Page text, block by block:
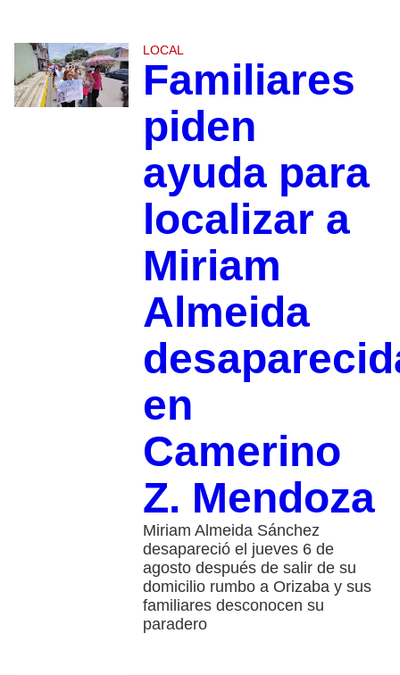
LOCAL
Familiares
piden
ayuda para
localizar a
Miriam
Almeida
en
Camerino
Z. Mendoza
Miriam Almeida Sánchez
desapareció el jueves 6 de
agosto después de salir de su
domicilio rumbo a Orizaba y sus
familiares desconocen su
paradero